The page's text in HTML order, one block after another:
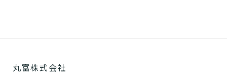
丸富株式会社